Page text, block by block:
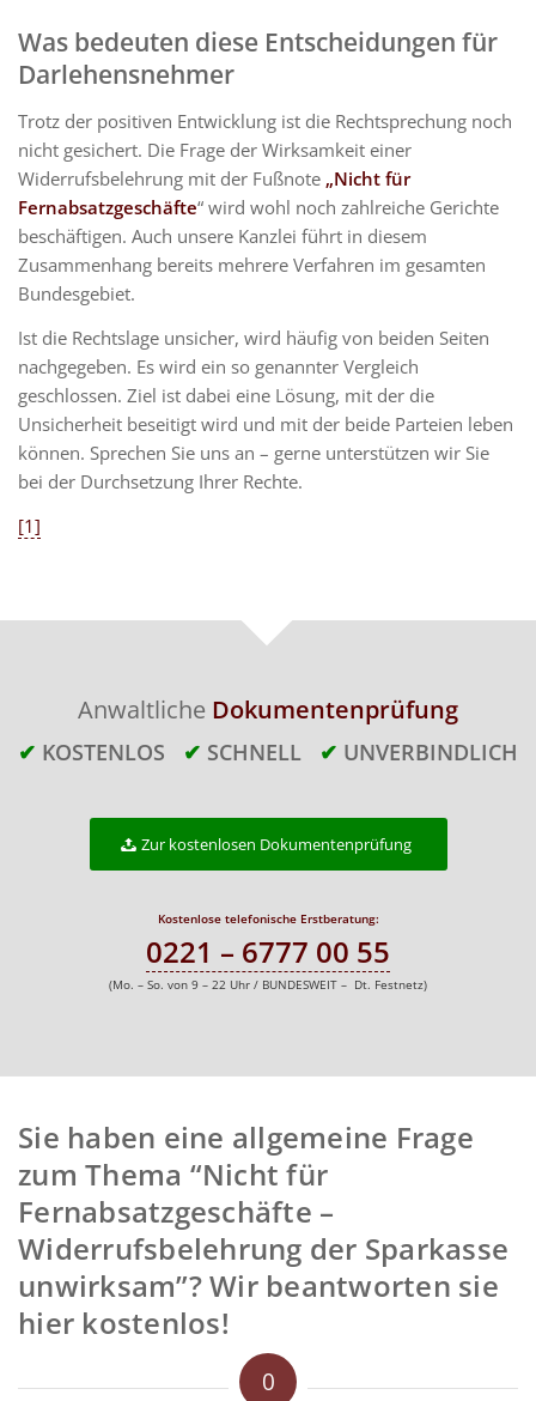
Was bedeuten diese Entscheidungen für
Darlehensnehmer
Trotz der positiven Entwicklung ist die Rechtsprechung noch
nicht gesichert. Die Frage der Wirksamkeit einer
Widerrufsbelehrung mit der Fußnote „Nicht für
Fernabsatzgeschäfte“ wird wohl noch zahlreiche Gerichte
beschäftigen. Auch unsere Kanzlei führt in diesem
Zusammenhang bereits mehrere Verfahren im gesamten
Bundesgebiet.
Ist die Rechtslage unsicher, wird häufig von beiden Seiten
nachgegeben. Es wird ein so genannter Vergleich
geschlossen. Ziel ist dabei eine Lösung, mit der die
Unsicherheit beseitigt wird und mit der beide Parteien leben
können. Sprechen Sie uns an – gerne unterstützen wir Sie
bei der Durchsetzung Ihrer Rechte.
[1]
Anwaltliche Dokumentenprüfung
✔ KOSTENLOS ✔ SCHNELL ✔ UNVERBINDLICH
Zur kostenlosen Dokumentenprüfung
Kostenlose telefonische Erstberatung:
0221 – 6777 00 55
(Mo. – So. von 9 – 22 Uhr / BUNDESWEIT – Dt. Festnetz)
Sie haben eine allgemeine Frage
zum Thema “Nicht für
Fernabsatzgeschäfte –
Widerrufsbelehrung der Sparkasse
unwirksam”? Wir beantworten sie
hier kostenlos!
0